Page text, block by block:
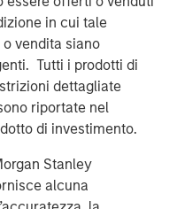
in cui tale
vendita siano
Tutti i prodotti di
dettagliate
riportate nel
di investimento.
Stanley
alcuna
to provide excellent
Star has made
extensive
projects, and steps to
under way,
Expansion, which was